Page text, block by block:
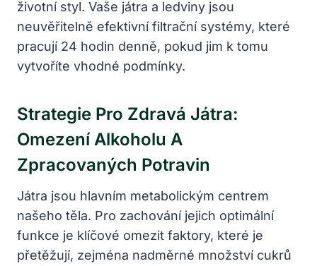
životní styl. Vaše játra a ledviny jsou
neuvěřitelně efektivní filtrační systémy, které
pracují 24 hodin denně, pokud jim k tomu
vytvoříte vhodné podmínky.
Strategie Pro Zdravá Játra:
Omezení Alkoholu A
Zpracovaných Potravin
Játra jsou hlavním metabolickým centrem
našeho těla. Pro zachování jejich optimální
funkce je klíčové omezit faktory, které je
přetěžují, zejména nadměrné množství cukrů